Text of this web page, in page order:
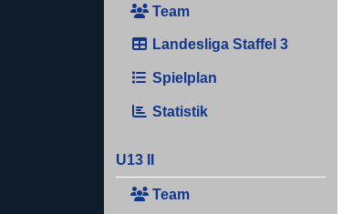
Team
Landesliga Staffel 3
Spielplan
Statistik
U13 II
Team